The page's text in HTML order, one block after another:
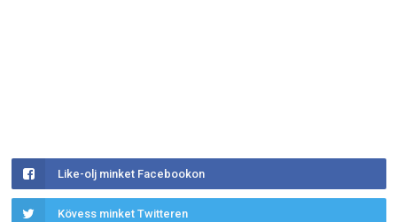
Like-olj minket Facebookon
Kövess minket Twitteren